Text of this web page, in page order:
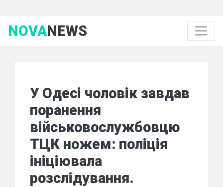
NOVANEWS
У Одесі чоловік завдав
поранення
військовослужбовцю
ТЦК ножем: поліція
ініціювала
розслідування.